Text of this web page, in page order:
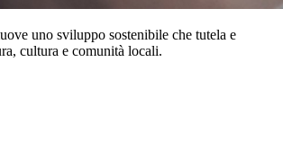
uno sviluppo sostenibile che tutela e
cultura e comunità locali.